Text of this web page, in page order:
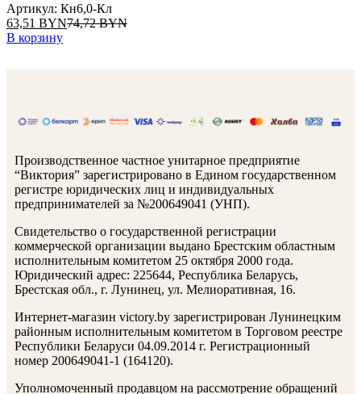
Артикул: Кн6,0-Кл
63,51 BYN74,72BYN
В корзину
Производственное частное унитарное предприятие
“Виктория” зарегистрировано в Едином государственном
регистре юридических лиц и индивидуальных
предпринимателей за №200649041 (УНП).
Свидетельство о государственной регистрации
коммерческой организации выдано Брестским областным
исполнительным комитетом 25 октября 2000 года.
Юридический адрес: 225644, Республика Беларусь,
Брестская обл., г. Лунинец, ул. Мелиоративная, 16.
Интернет-магазин victory.by зарегистрирован Лунинецким
районным исполнительным комитетом в Торговом реестре
Республики Беларуси 04.09.2014 г. Регистрационный
номер 200649041-1 (164120).
Уполномоченный продавцом на рассмотрение обращений